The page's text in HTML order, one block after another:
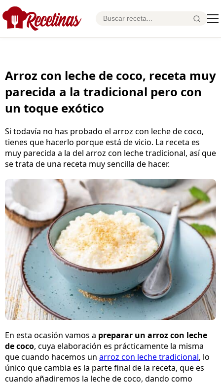
Arroz con leche de coco, receta muy
parecida a la tradicional pero con
un toque exótico
Si todavía no has probado el arroz con leche de coco,
tienes que hacerlo porque está de vicio. La receta es
muy parecida a la del arroz con leche tradicional, así que
se trata de una receta muy sencilla de hacer.
En esta ocasión vamos a preparar un arroz con leche
de coco, cuya elaboración es prácticamente la misma
que cuando hacemos un arroz con leche tradicional, lo
único que cambia es la parte final de la receta, que es
cuando añadiremos la leche de coco, dando como